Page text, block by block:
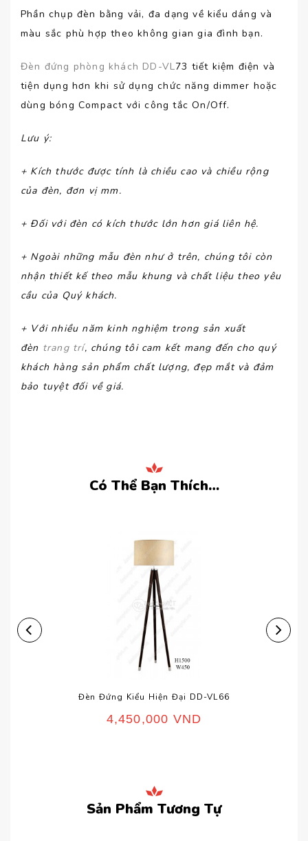
Phần chụp đèn bằng vải, đa dạng về kiểu dáng và
màu sắc phù hợp theo không gian gia đình bạn.
Đèn đứng phòng khách DD-VL73 tiết kiệm điện và
tiện dụng hơn khi sử dụng chức năng dimmer hoặc
dùng bóng Compact với công tắc On/Off.
Lưu ý:
+ Kích thước được tính là chiều cao và chiều rộng
của đèn, đơn vị mm.
+ Đối với đèn có kích thước lớn hơn giá liên hệ.
+ Ngoài những mẫu đèn như ở trên, chúng tôi còn
nhận thiết kế theo mẫu khung và chất liệu theo yêu
cầu của Quý khách.
+ Với nhiều năm kinh nghiệm trong sản xuất
đèn trang trí, chúng tôi cam kết mang đến cho quý
khách hàng sản phẩm chất lượng, đẹp mắt và đảm
bảo tuyệt đối về giá.
Có Thể Bạn Thích…
Đèn Đứng Kiểu Hiện Đại DD-VL66
4,450,000 VND
Sản Phẩm Tương Tự